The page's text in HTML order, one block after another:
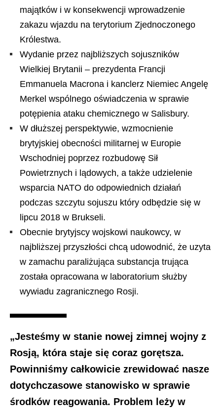
majątków i w konsekwencji wprowadzenie
zakazu wjazdu na terytorium Zjednoczonego
Królestwa.
Wydanie przez najbliższych sojuszników
Wielkiej Brytanii – prezydenta Francji
Emmanuela Macrona i kanclerz Niemiec Angelę
Merkel wspólnego oświadczenia w sprawie
potępienia ataku chemicznego w Salisbury.
W dłuższej perspektywie, wzmocnienie
brytyjskiej obecności militarnej w Europie
Wschodniej poprzez rozbudowę Sił
Powietrznych i lądowych, a także udzielenie
wsparcia NATO do odpowiednich działań
podczas szczytu sojuszu który odbędzie się w
lipcu 2018 w Brukseli.
Obecnie brytyjscy wojskowi naukowcy, w
najbliższej przyszłości chcą udowodnić, że uzyta
w zamachu paraliżująca substancja trująca
została opracowana w laboratorium służby
wywiadu zagranicznego Rosji.
„Jesteśmy w stanie nowej zimnej wojny z
Rosją, która staje się coraz gorętsza.
Powinniśmy całkowicie zrewidować nasze
dotychczasowe stanowisko w sprawie
środków reagowania. Problem leży w